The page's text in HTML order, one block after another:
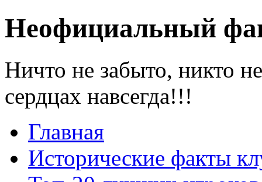
Неофициальный
Ничто не забыто, никто
сердцах навсегда!!!
Главная
Исторические факты